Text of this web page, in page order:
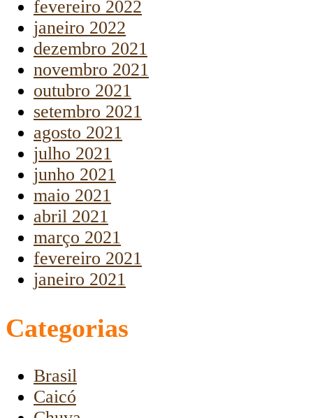
fevereiro 2022
janeiro 2022
dezembro 2021
novembro 2021
outubro 2021
setembro 2021
agosto 2021
julho 2021
junho 2021
maio 2021
abril 2021
março 2021
fevereiro 2021
janeiro 2021
Categorias
Brasil
Caicó